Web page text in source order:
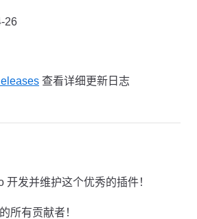
26
查看详细更新日志
开发并维护这个优秀的插件！
所有贡献者！